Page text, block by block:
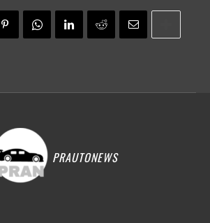
PRAUTONEWS